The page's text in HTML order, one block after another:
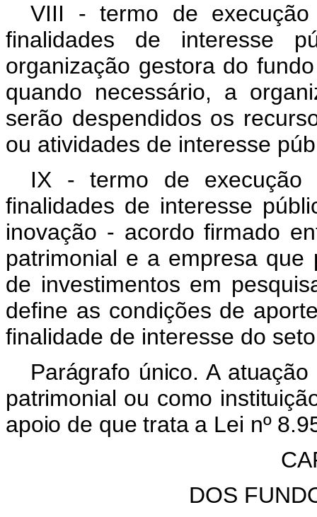
VIII - termo de
finalidades de interesse
organização gestora do
quando necessário, a
serão despendidos os
ou atividades de interesse
IX - termo de execução
finalidades de interesse
inovação - acordo firmado
patrimonial e a empresa que
de investimentos em
define as condições de
finalidade de interesse do
Parágrafo único. A
patrimonial ou como
apoio de que trata a Lei nº
DOS